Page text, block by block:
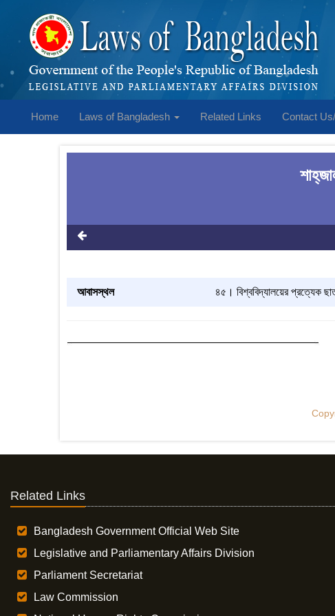
Home Laws of Bangladesh Related Links Contact
আবাসস্থল ৪৫। বিশ্ববিদ্যালয়ের প্রত্যেক
Related Links
Bangladesh Government Official Web Site
Legislative and Parliamentary Affairs Division
Parliament Secretariat
Law Commission